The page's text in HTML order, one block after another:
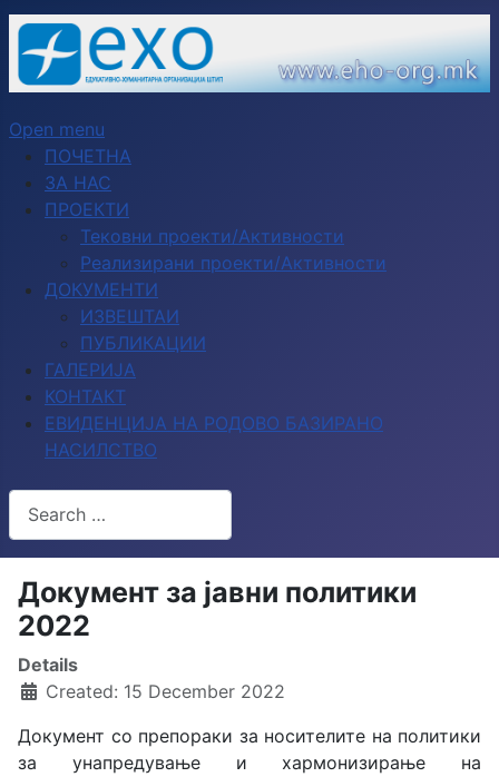
Open menu
ПОЧЕТНА
ЗА НАС
ПРОЕКТИ
Тековни проекти/Активности
Реализирани проекти/Активности
ДОКУМЕНТИ
ИЗВЕШТАИ
ПУБЛИКАЦИИ
ГАЛЕРИЈА
КОНТАКТ
ЕВИДЕНЦИЈА НА РОДОВО БАЗИРАНО
НАСИЛСТВО
Search
Type 2 or more characters for results.
Документ за јавни политики
2022
Details
Created: 15 December 2022
Документ со препораки за носителите на политики
за унапредување и хармонизирање на